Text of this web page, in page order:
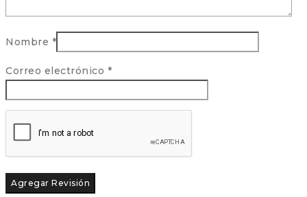
Nombre *
Correo electrónico *